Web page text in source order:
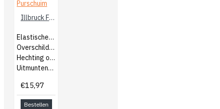
Illbruck FM330 Elastische Purschuim
Elastische purschuim
Overschilderbaar
Hechting op vele ondergronden
Uitmuntende isolatie
€15,97
Bestellen